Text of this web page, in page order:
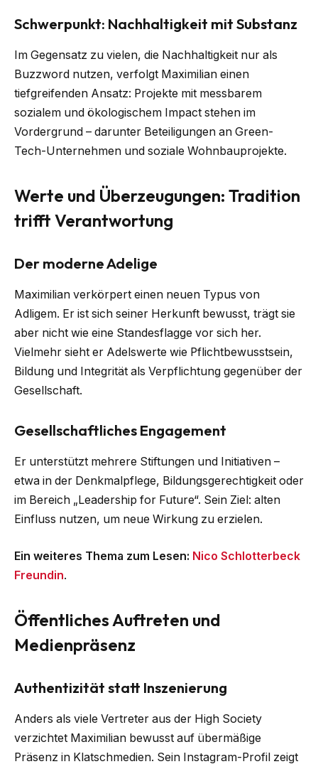
Schwerpunkt: Nachhaltigkeit mit Substanz
Im Gegensatz zu vielen, die Nachhaltigkeit nur als
Buzzword nutzen, verfolgt Maximilian einen
tiefgreifenden Ansatz: Projekte mit messbarem
sozialem und ökologischem Impact stehen im
Vordergrund – darunter Beteiligungen an Green-
Tech-Unternehmen und soziale Wohnbauprojekte.
Werte und Überzeugungen: Tradition
trifft Verantwortung
Der moderne Adelige
Maximilian verkörpert einen neuen Typus von
Adligem. Er ist sich seiner Herkunft bewusst, trägt sie
aber nicht wie eine Standesflagge vor sich her.
Vielmehr sieht er Adelswerte wie Pflichtbewusstsein,
Bildung und Integrität als Verpflichtung gegenüber der
Gesellschaft.
Gesellschaftliches Engagement
Er unterstützt mehrere Stiftungen und Initiativen –
etwa in der Denkmalpflege, Bildungsgerechtigkeit oder
im Bereich „Leadership for Future“. Sein Ziel: alten
Einfluss nutzen, um neue Wirkung zu erzielen.
Ein weiteres Thema zum Lesen: Nico Schlotterbeck
Freundin.
Öffentliches Auftreten und
Medienpräsenz
Authentizität statt Inszenierung
Anders als viele Vertreter aus der High Society
verzichtet Maximilian bewusst auf übermäßige
Präsenz in Klatschmedien. Sein Instagram-Profil zeigt